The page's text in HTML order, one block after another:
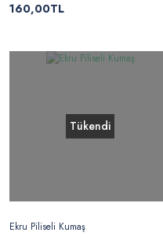
160,00TL
Tükendi
Ekru Piliseli Kumaş